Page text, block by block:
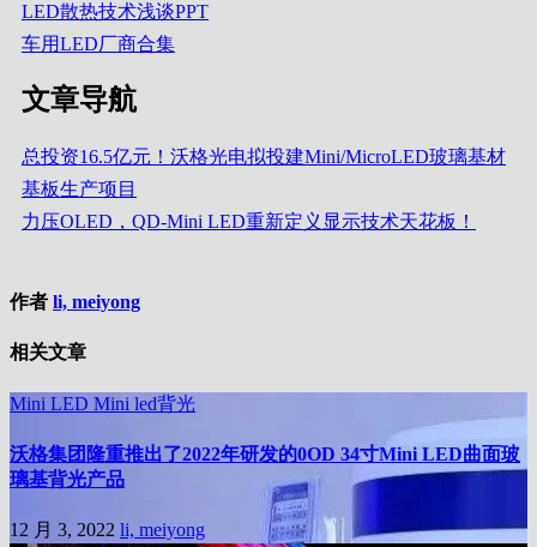
LED散热技术浅谈PPT
车用LED厂商合集
文章导航
总投资16.5亿元！沃格光电拟投建Mini/MicroLED玻璃基材
基板生产项目
力压OLED，QD-Mini LED重新定义显示技术天花板！
作者 li, meiyong
相关文章
Mini LED Mini led背光
沃格集团隆重推出了2022年研发的0OD 34寸Mini LED曲面玻
璃基背光产品
12 月 3, 2022 li, meiyong